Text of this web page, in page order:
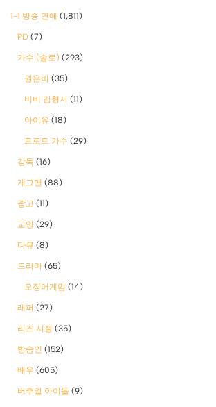
1-1 방송 연예 (1,811)
PD (7)
가수 (솔로) (293)
권은비 (35)
비비 김형서 (11)
아이유 (18)
트로트 가수 (29)
감독 (16)
개그맨 (88)
광고 (11)
교양 (29)
다큐 (8)
드라마 (65)
오징어게임 (14)
래퍼 (27)
리즈 시절 (35)
방송인 (152)
배우 (605)
버추얼 아이돌 (9)